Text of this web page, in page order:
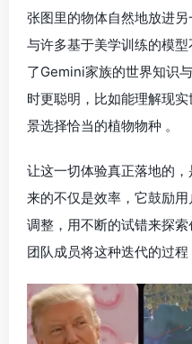
张图里的物体自然地放进
与许多基于美学训练的模
了Gemini家族的世界知识
时更聪明，比如能理解现
景选择恰当的植物物种 。
让这一切体验真正落地的
来的不仅是效率，它鼓励
调整，用不断的试错来探
团队成员将这种迭代的过程